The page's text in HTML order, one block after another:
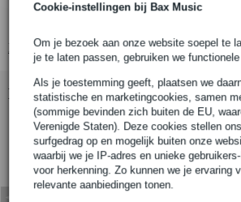
Cookie-instellingen bij Bax Music
Om je bezoek aan onze website soepel te
je te laten passen, gebruiken we functionele
Als je toestemming geeft, plaatsen we
statistische en marketingcookies, samen
(sommige bevinden zich buiten de EU,
Verenigde Staten). Deze cookies stellen
surfgedrag op en mogelijk buiten onze
waarbij we je IP-adres en unieke
voor herkenning. Zo kunnen we je ervaring
relevante aanbiedingen tonen.
Bekijk alle productspecificaties
Bekijk ook eens (1)